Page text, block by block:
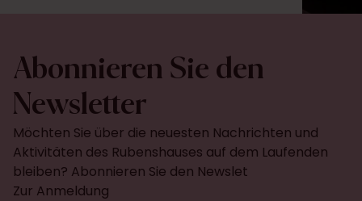
Abonnieren Sie den
Newsletter
Möchten Sie über die neuesten Nachrichten und
Aktivitäten des Rubenshauses auf dem Laufenden
bleiben? Abonnieren Sie den Newslet
Zur Anmeldung